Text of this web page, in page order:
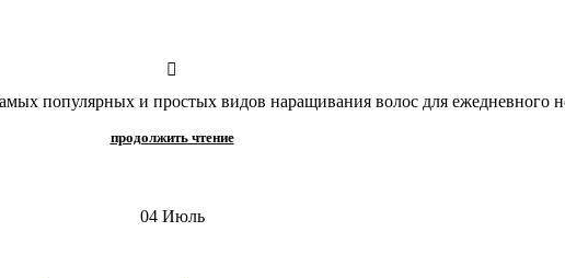
популярных и простых видов наращивания волос для ежедневного
продолжить чтение
04 Июль